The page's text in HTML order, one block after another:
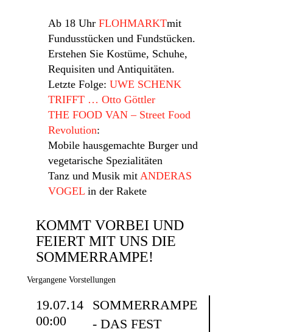
Ab 18 Uhr FLOHMARKTmit
Fundusstücken und Fundstücken.
Erstehen Sie Kostüme, Schuhe,
Requisiten und Antiquitäten.
Letzte Folge: UWE SCHENK
TRIFFT … Otto Göttler
THE FOOD VAN – Street Food
Revolution:
Mobile hausgemachte Burger und
vegetarische Spezialitäten
Tanz und Musik mit ANDERAS
VOGEL in der Rakete
KOMMT VORBEI UND
FEIERT MIT UNS DIE
SOMMERRAMPE!
Vergangene Vorstellungen
19.07.14
00:00
SOMMERRAMPE
- DAS FEST